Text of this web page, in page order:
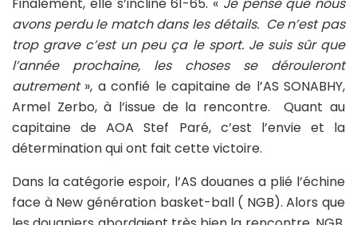
Finalement, elle s’incline 61-65. « Je pense que nous
avons perdu le match dans les détails. Ce n’est pas
trop grave c’est un peu ça le sport. Je suis sûr que
l’année prochaine, les choses se dérouleront
autrement », a confié le capitaine de l’AS SONABHY,
Armel Zerbo, à l’issue de la rencontre. Quant au
capitaine de AOA Stef Paré, c’est l’envie et la
détermination qui ont fait cette victoire.
Dans la catégorie espoir, l’AS douanes a plié l’échine
face à New génération basket-ball ( NGB). Alors que